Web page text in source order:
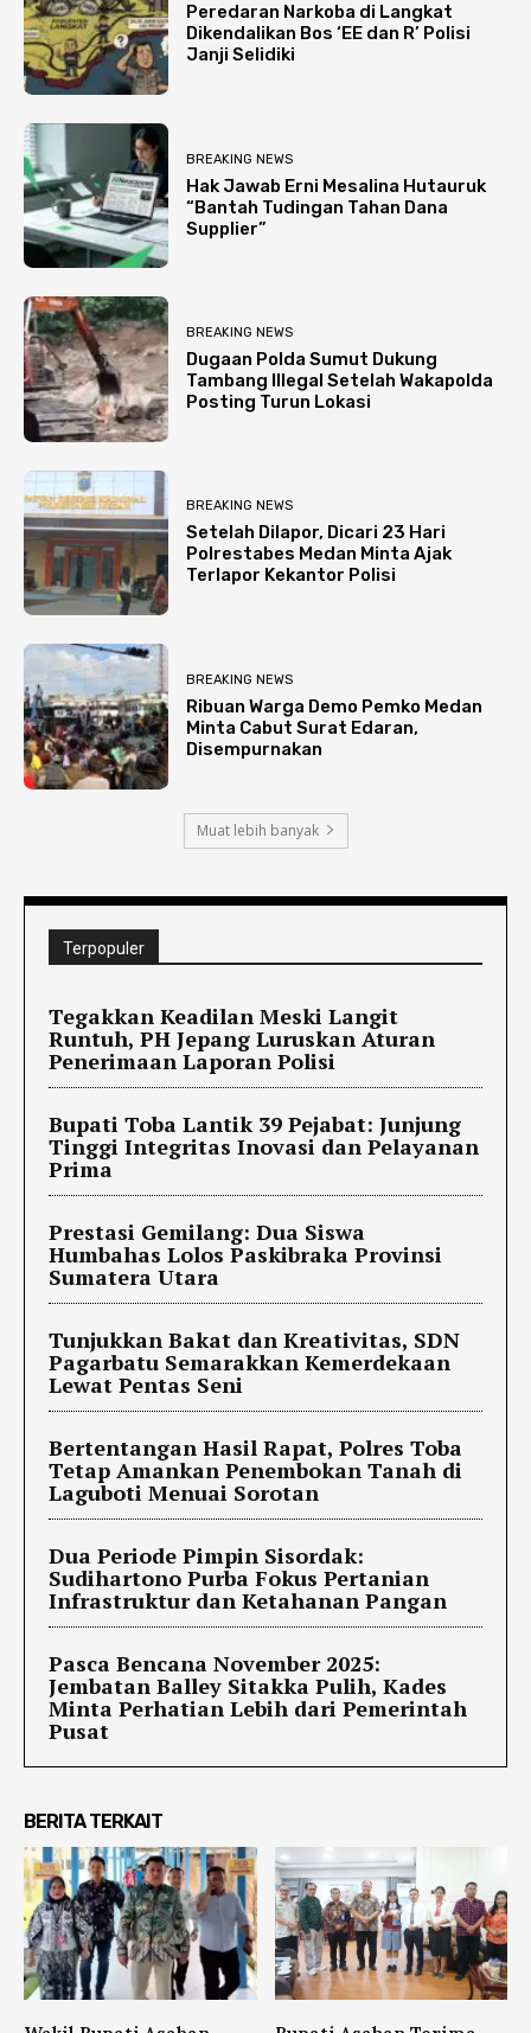
Peredaran Narkoba di Langkat
Dikendalikan Bos ‘EE dan R’ Polisi
Janji Selidiki
BREAKING NEWS
Hak Jawab Erni Mesalina Hutauruk
“Bantah Tudingan Tahan Dana
Supplier”
BREAKING NEWS
Dugaan Polda Sumut Dukung
Tambang Illegal Setelah Wakapolda
Posting Turun Lokasi
BREAKING NEWS
Setelah Dilapor, Dicari 23 Hari
Polrestabes Medan Minta Ajak
Terlapor Kekantor Polisi
BREAKING NEWS
Ribuan Warga Demo Pemko Medan
Minta Cabut Surat Edaran,
Disempurnakan
Muat lebih banyak
Terpopuler
Tegakkan Keadilan Meski Langit
Runtuh, PH Jepang Luruskan Aturan
Penerimaan Laporan Polisi
Bupati Toba Lantik 39 Pejabat: Junjung
Tinggi Integritas Inovasi dan Pelayanan
Prima
Prestasi Gemilang: Dua Siswa
Humbahas Lolos Paskibraka Provinsi
Sumatera Utara
Tunjukkan Bakat dan Kreativitas, SDN
Pagarbatu Semarakkan Kemerdekaan
Lewat Pentas Seni
Bertentangan Hasil Rapat, Polres Toba
Tetap Amankan Penembokan Tanah di
Laguboti Menuai Sorotan
Dua Periode Pimpin Sisordak:
Sudihartono Purba Fokus Pertanian
Infrastruktur dan Ketahanan Pangan
Pasca Bencana November 2025:
Jembatan Balley Sitakka Pulih, Kades
Minta Perhatian Lebih dari Pemerintah
Pusat
BERITA TERKAIT